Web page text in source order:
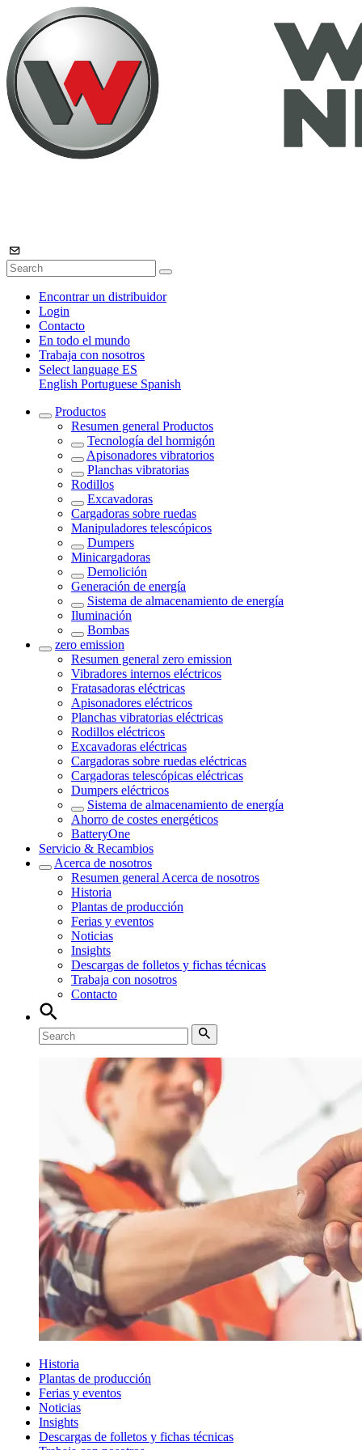
Encontrar un distribuidor
Login
Contacto
En todo el mundo
Trabaja con nosotros
Select language ES
English Portuguese Spanish
Productos
Resumen general Productos
Tecnología del hormigón
Apisonadores vibratorios
Planchas vibratorias
Rodillos
Excavadoras
Cargadoras sobre ruedas
Manipuladores telescópicos
Dumpers
Minicargadoras
Demolición
Generación de energía
Sistema de almacenamiento de energía
Iluminación
Bombas
zero emission
Resumen general zero emission
Vibradores internos eléctricos
Fratasadoras eléctricas
Apisonadores eléctricos
Planchas vibratorias eléctricas
Rodillos eléctricos
Excavadoras eléctricas
Cargadoras sobre ruedas eléctricas
Cargadoras telescópicas eléctricas
Dumpers eléctricos
Sistema de almacenamiento de energía
Ahorro de costes energéticos
BatteryOne
Servicio & Recambios
Acerca de nosotros
Resumen general Acerca de nosotros
Historia
Plantas de producción
Ferias y eventos
Noticias
Insights
Descargas de folletos y fichas técnicas
Trabaja con nosotros
Contacto
Historia
Plantas de producción
Ferias y eventos
Noticias
Insights
Descargas de folletos y fichas técnicas